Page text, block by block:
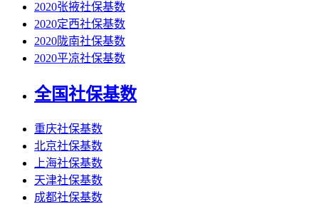
2020张掖社保基数
2020定西社保基数
2020陇南社保基数
2020平凉社保基数
全国社保基数
重庆社保基数
北京社保基数
上海社保基数
天津社保基数
成都社保基数